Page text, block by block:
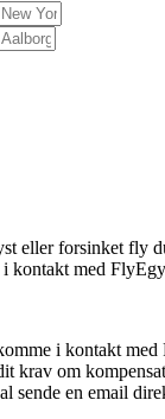
eller forsinket fly
kontakt med
i kontakt
krav om
en email